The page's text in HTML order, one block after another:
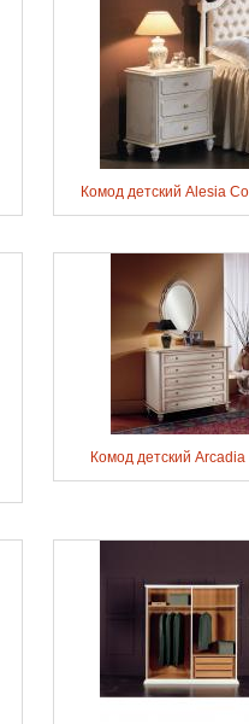
Комод детский Alesia
Комод детский